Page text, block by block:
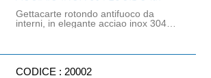
Gettacarte rotondo antifuoco da
interni, in elegante acciao inox 304
l'afflusso di ossigeno e blocca gli
reparti di produzione, uffici e aree
CODICE : 20002